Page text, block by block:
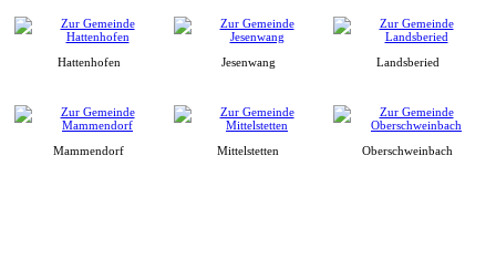
Hattenhofen Jesenwang Landsberied
Mammendorf Mittelstetten Oberschweinbach